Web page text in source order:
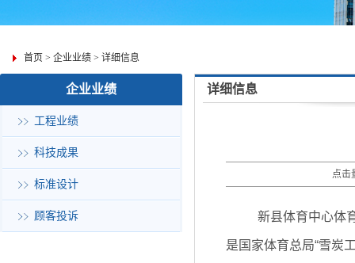
首页 > 企业业绩 > 详细信息
企业业绩
工程业绩
科技成果
标准设计
顾客投诉
详细信息
点
新县体育中心体
是国家体育总局“雪炭